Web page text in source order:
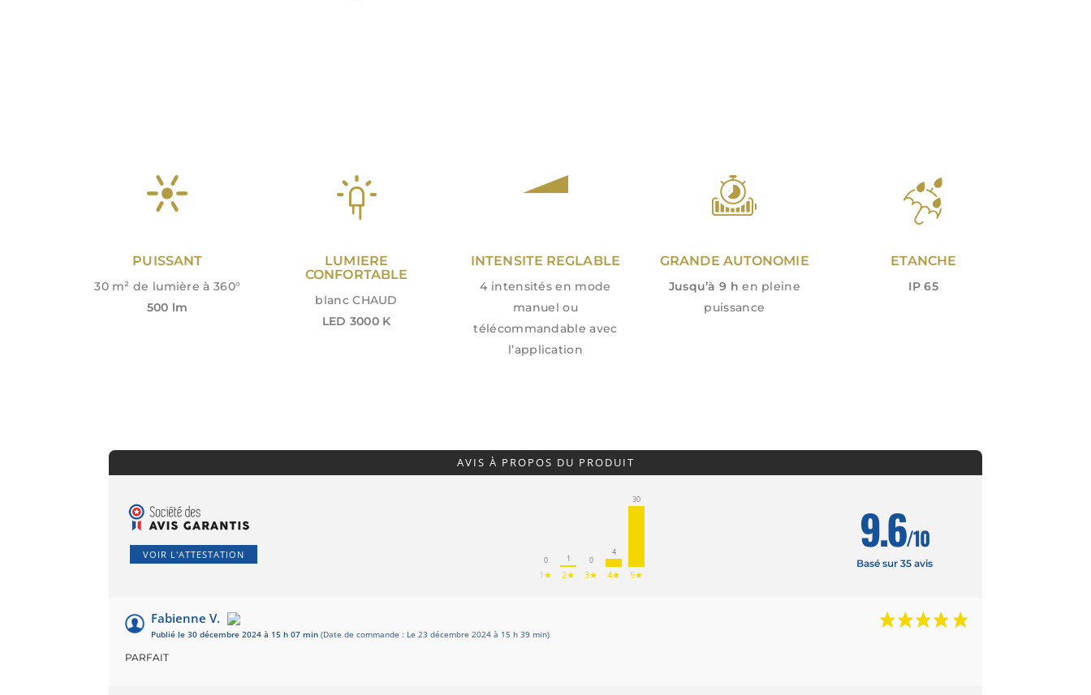
PUISSANT
30 m² de lumière à 360°
500 lm
LUMIERE
CONFORTABLE
blanc CHAUD
LED 3000 K
INTENSITE REGLABLE
4 intensités en mode
manuel ou
télécommandable avec
l’application
GRANDE AUTONOMIE
Jusqu’à 9 h en pleine
puissance
ETANCHE
IP 65
AVIS À PROPOS DU PRODUIT
VOIR L'ATTESTATION 0
1★
1
2★
0
3★
4
4★
30
5★
9.6/10
Basé sur 35 avis
Fabienne V.
Publié le 30 décembre 2024 à 15 h 07 min(Date de commande : Le 23 décembre 2024 à 15 h 39 min)
PARFAIT